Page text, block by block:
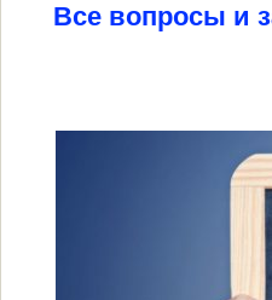
Все вопросы и